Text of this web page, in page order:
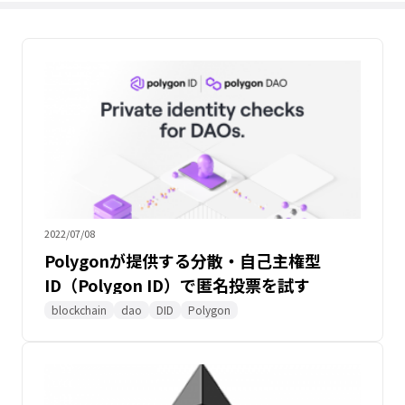
2022/07/08
Polygonが提供する分散・自己主権型
ID（Polygon ID）で匿名投票を試す
blockchain dao DID Polygon